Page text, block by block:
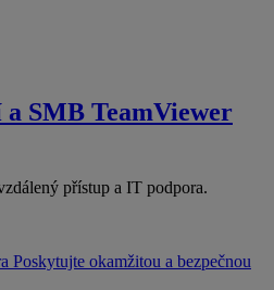
a SMB TeamViewer
přístup a IT podpora.
Poskytujte okamžitou a bezpečnou